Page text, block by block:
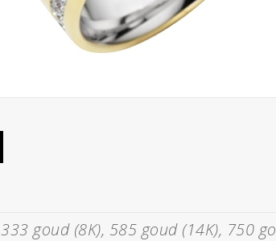
333 goud (8K), 585 goud (14K), 750